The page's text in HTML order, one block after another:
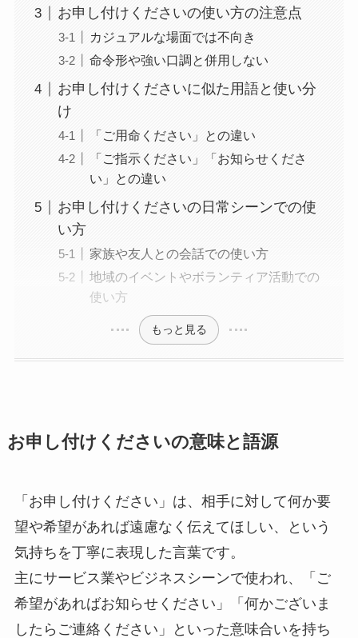
お申し付けくださいの使い方の注意点
カジュアルな場面では不向き
命令形や強い口調と併用しない
お申し付けくださいに似た用語と使い分
け
「ご用命ください」との違い
「ご指示ください」「お知らせくださ
い」との違い
お申し付けくださいの日常シーンでの使
い方
家族や友人との会話での使い方
地域のイベントやボランティア活動での
使い方
もっと見る
お申し付けくださいの意味と語源
「お申し付けください」は、相手に対して何か要
望や希望があれば遠慮なく伝えてほしい、という
気持ちを丁寧に表現した言葉です。
主にサービス業やビジネスシーンで使われ、「ご
希望があればお知らせください」「何かございま
したらご連絡ください」といった意味合いを持ち